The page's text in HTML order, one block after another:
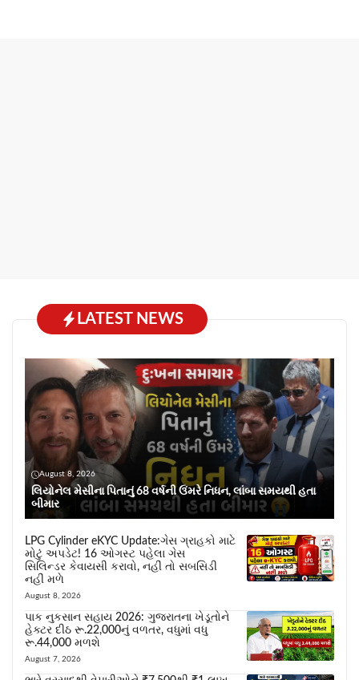
LATEST NEWS
August 8, 2026
લિયોનેલ મેસીના પિતાનું 68 વર્ષની ઉંમરે નિધન, લાંબા સમયથી હતા
બીમાર
LPG Cylinder eKYC Update:ગેસ ગ્રાહકો માટે
મોટું અપડેટ! 16 ઓગસ્ટ પહેલા ગેસ
સિલિન્ડર કેવાયસી કરાવો, નહીં તો સબસિડી
નહીં મળે
August 8, 2026
પાક નુકસાન સહાય 2026: ગુજરાતના ખેડૂતોને
હેક્ટર દીઠ રૂ.22,000નું વળતર, વધુમાં વધુ
રૂ.44,000 મળશે
August 7, 2026